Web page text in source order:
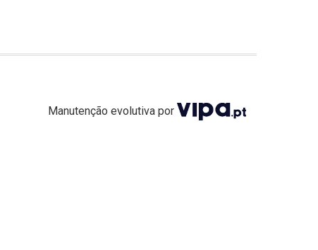
Manutenção evolutiva por